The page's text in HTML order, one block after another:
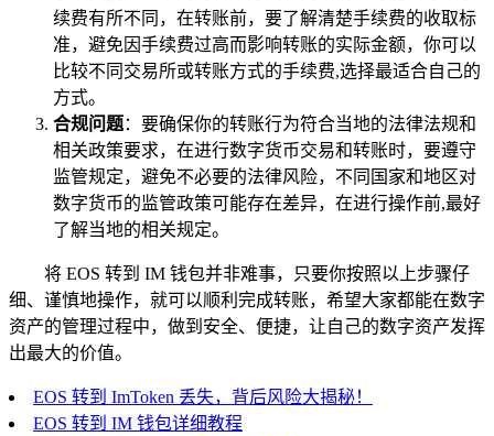
续费有所不同，在转账前，要了解清楚手续费的收取标
准，避免因手续费过高而影响转账的实际金额，你可以
比较不同交易所或转账方式的手续费,选择最适合自己的
方式。
合规问题：要确保你的转账行为符合当地的法律法规和
相关政策要求，在进行数字货币交易和转账时，要遵守
监管规定，避免不必要的法律风险，不同国家和地区对
数字货币的监管政策可能存在差异，在进行操作前,最好
了解当地的相关规定。
将 EOS 转到 IM 钱包并非难事，只要你按照以上步骤仔
细、谨慎地操作，就可以顺利完成转账，希望大家都能在数字
资产的管理过程中，做到安全、便捷，让自己的数字资产发挥
出最大的价值。
EOS 转到 ImToken 丢失，背后风险大揭秘！
EOS 转到 IM 钱包详细教程